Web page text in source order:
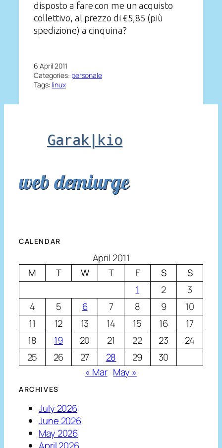
disposto a fare con me un acquisto
collettivo, al prezzo di €5,85 (più
spedizione) a cinquina?
6 April 2011
Categories: personale
Tags: linux
Garak|kio
web demiurge
CALENDAR
April 2011
M
T W T F S
S
1
2
3
4
5 6 7 8 9
10
11
12 13 14 15 16
17
18
19 20 21 22 23
24
25
26 27 28 29
30
« Mar May »
ARCHIVES
July 2026
June 2026
May 2026